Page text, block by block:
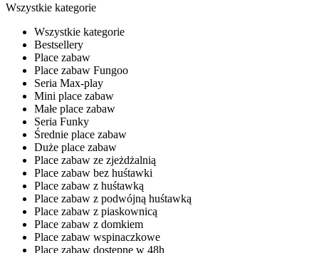
Wszystkie kategorie
Wszystkie kategorie
Bestsellery
Place zabaw
Place zabaw Fungoo
Seria Max-play
Mini place zabaw
Małe place zabaw
Seria Funky
Średnie place zabaw
Duże place zabaw
Place zabaw ze zjeżdżalnią
Place zabaw bez huśtawki
Place zabaw z huśtawką
Place zabaw z podwójną huśtawką
Place zabaw z piaskownicą
Place zabaw z domkiem
Place zabaw wspinaczkowe
Place zabaw dostępne w 48h